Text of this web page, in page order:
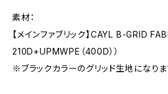
素材：
【メインファブリック】CAYL B-GRID
210D+UPMWPE（400D））
※ブラックカラーのグリッド生地になりま